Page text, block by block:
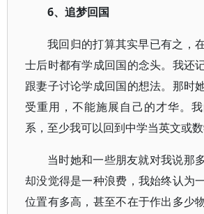
6、追梦回国
我回归的打算其实早已有之，
士后时都有学成回国的念头。我还
跟妻子讨论学成回国的想法。那时
受重用，不能施展自己的才华。
系，至少我可以回到中学当英文或数
当时她和一些朋友就对我说那
却没觉得是一种浪费，我始终认为
位置有多高，甚至不在于作出多少